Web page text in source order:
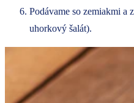
Podávame so zemiakmi a
uhorkový šalát).